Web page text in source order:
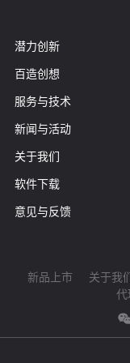
潜力创新
百造创想
服务与技术
新闻与活动
关于我们
软件下载
意见与反馈
新品上市 关于我
代